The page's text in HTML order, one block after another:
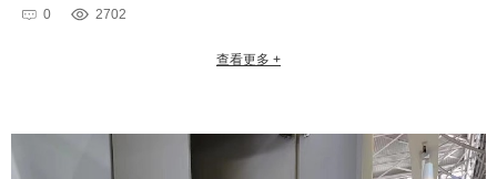
0
2702
查看更多 +